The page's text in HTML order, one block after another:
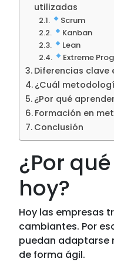
utilizadas
Scrum
Kanban
Lean
Extreme
Diferencias clave
¿Cuál
¿Por qué
Formación en
Conclusión
¿Por
hoy?
Hoy las empresas
cambiantes. Por
puedan adaptarse
de forma ágil.